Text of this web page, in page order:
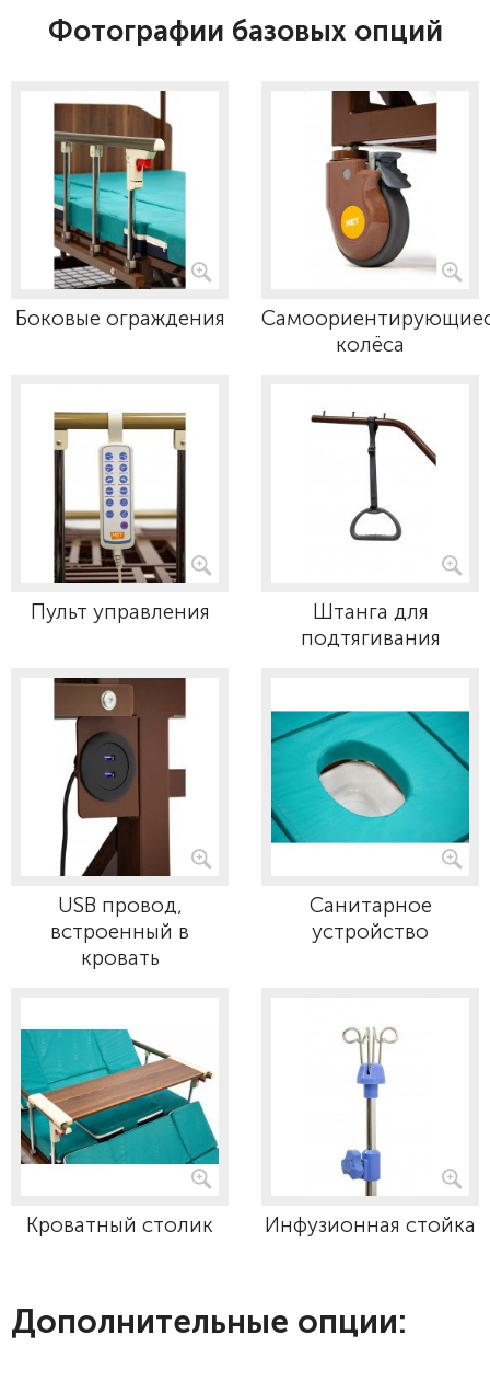
Фотографии базовых опций
Боковые ограждения
колёса
Пульт управления
Штанга для
подтягивания
USB провод,
встроенный в
кровать
Санитарное
устройство
Кроватный столик Инфузионная стойка
Дополнительные опции: